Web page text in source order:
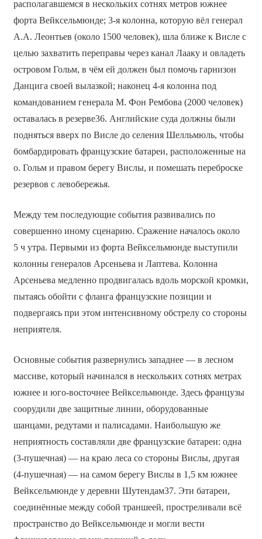
располагавшемся в нескольких сотнях метров южнее
форта Вейксельмюнде; 3-я колонна, которую вёл генерал
А.А. Леонтьев (около 1500 человек), шла ближе к Висле с
целью захватить переправы через канал Лааку и овладеть
островом Гольм, в чём ей должен был помочь гарнизон
Данцига своей вылазкой; наконец 4-я колонна под
командованием генерала М. Фон Рембова (2000 человек)
оставалась в резерве36. Английские суда должны были
подняться вверх по Висле до селения Шелльмюль, чтобы
бомбардировать французские батареи, расположенные на
о. Гольм и правом берегу Вислы, и помешать переброске
резервов с левобережья.
Между тем последующие события развивались по
совершенно иному сценарию. Сражение началось около
5 ч утра. Первыми из форта Вейксельмюнде выступили
колонны генералов Арсеньева и Лаптева. Колонна
Арсеньева медленно продвигалась вдоль морской кромки,
пытаясь обойти с фланга французские позиции и
подвергаясь при этом интенсивному обстрелу со стороны
неприятеля.
Основные события развернулись западнее — в лесном
массиве, который начинался в нескольких сотнях метрах
южнее и юго-восточнее Вейксельмюнде. Здесь французы
соорудили две защитные линии, оборудованные
шанцами, редутами и палисадами. Наибольшую же
неприятность составляли две французские батареи: одна
(3-пушечная) — на краю леса со стороны Вислы, другая
(4-пушечная) — на самом берегу Вислы в 1,5 км южнее
Вейксельмюнде у деревни Шутендам37. Эти батареи,
соединённые между собой траншеей, простреливали всё
пространство до Вейксельмюнде и могли вести